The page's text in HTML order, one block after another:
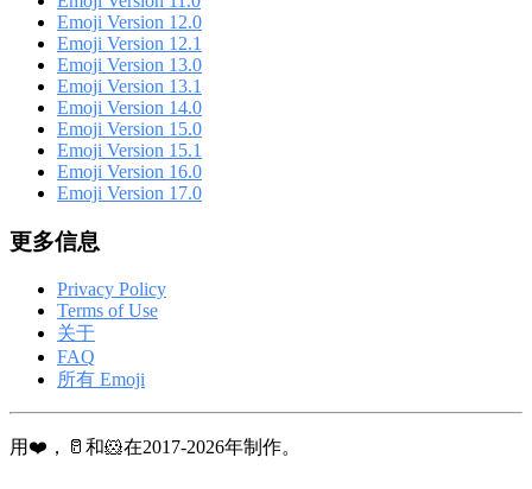
Emoji Version 12.0
Emoji Version 12.1
Emoji Version 13.0
Emoji Version 13.1
Emoji Version 14.0
Emoji Version 15.0
Emoji Version 15.1
Emoji Version 16.0
Emoji Version 17.0
更多信息
Privacy Policy
Terms of Use
关于
FAQ
所有 Emoji
用❤️，🥛和🐹在2017-2026年制作。